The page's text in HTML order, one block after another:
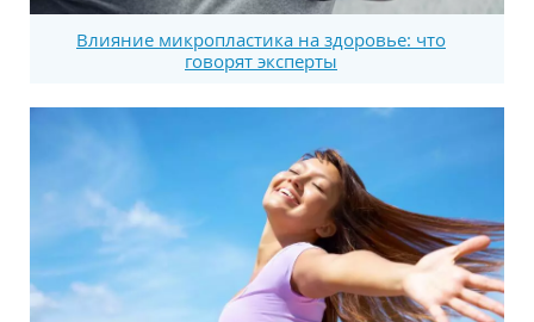
Влияние микропластика на здоровье: что
говорят эксперты